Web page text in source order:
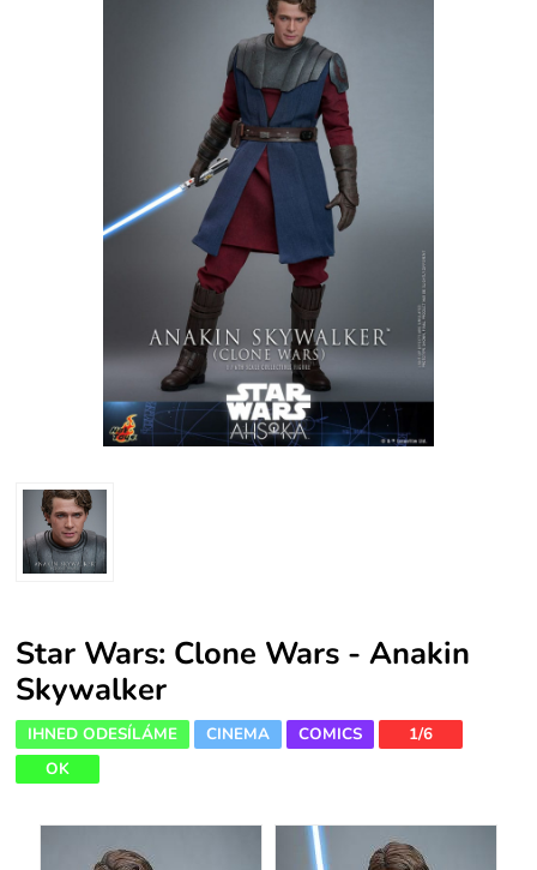
Star Wars: Clone Wars - Anakin
Skywalker
IHNED ODESÍLÁME CINEMA COMICS
1/6
OK